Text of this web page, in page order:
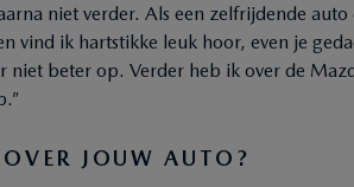
niet verder. Als een zelfrijdende
vind ik hartstikke leuk hoor, even je
beter op. Verder heb ik over de
JOUW AUTO?